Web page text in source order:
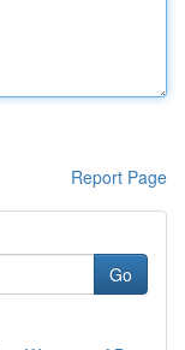
Report Page
Go